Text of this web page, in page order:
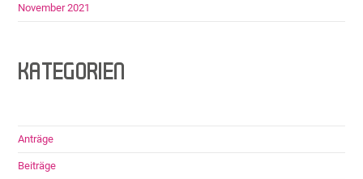
November 2021
KATEGORIEN
Anträge
Beiträge